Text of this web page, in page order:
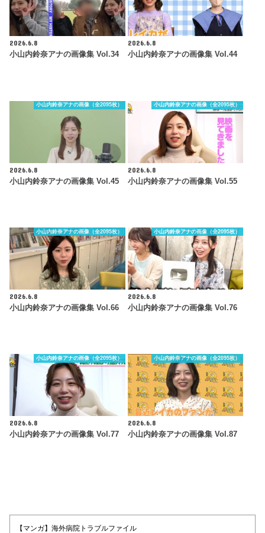
2026.6.8
小山内鈴奈アナの画像集 Vol.34
2026.6.8
小山内鈴奈アナの画像集 Vol.44
小山内鈴奈アナの画像（全2095枚）
2026.6.8
小山内鈴奈アナの画像集 Vol.45
小山内鈴奈アナの画像（全2095枚）
2026.6.8
小山内鈴奈アナの画像集 Vol.55
小山内鈴奈アナの画像（全2095枚）
2026.6.8
小山内鈴奈アナの画像集 Vol.66
小山内鈴奈アナの画像（全2095枚）
2026.6.8
小山内鈴奈アナの画像集 Vol.76
小山内鈴奈アナの画像（全2095枚）
2026.6.8
小山内鈴奈アナの画像集 Vol.77
小山内鈴奈アナの画像（全2095枚）
2026.6.8
小山内鈴奈アナの画像集 Vol.87
【マンガ】海外病院トラブルファイル